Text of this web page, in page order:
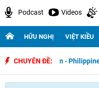
Podcast Videos
HỮU NGHỊ VIỆT KIỀU
CHUYÊN ĐỀ:
giao Việt Nam - Philippines